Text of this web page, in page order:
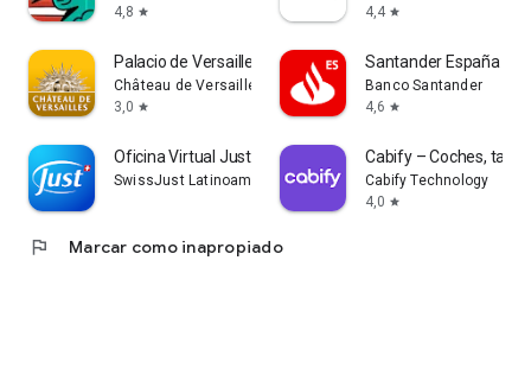
4,8 star
4,4 star
Palacio de Versailles
Château de Versailles
3,0 star
Santander España
Banco Santander
4,6 star
Oficina Virtual Just
SwissJust Latinoamerica
Cabify – Coches, taxis
Cabify Technology
4,0 star
flag Marcar como inapropiado